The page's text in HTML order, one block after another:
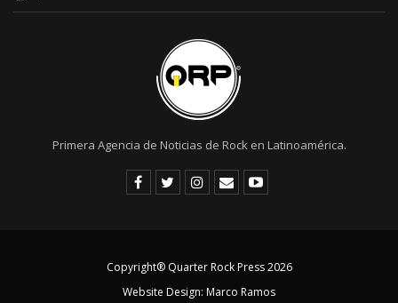
Primera Agencia de Noticias de Rock en Latinoamérica.
Copyright® Quarter Rock Press 2026
Website Design: Marco Ramos